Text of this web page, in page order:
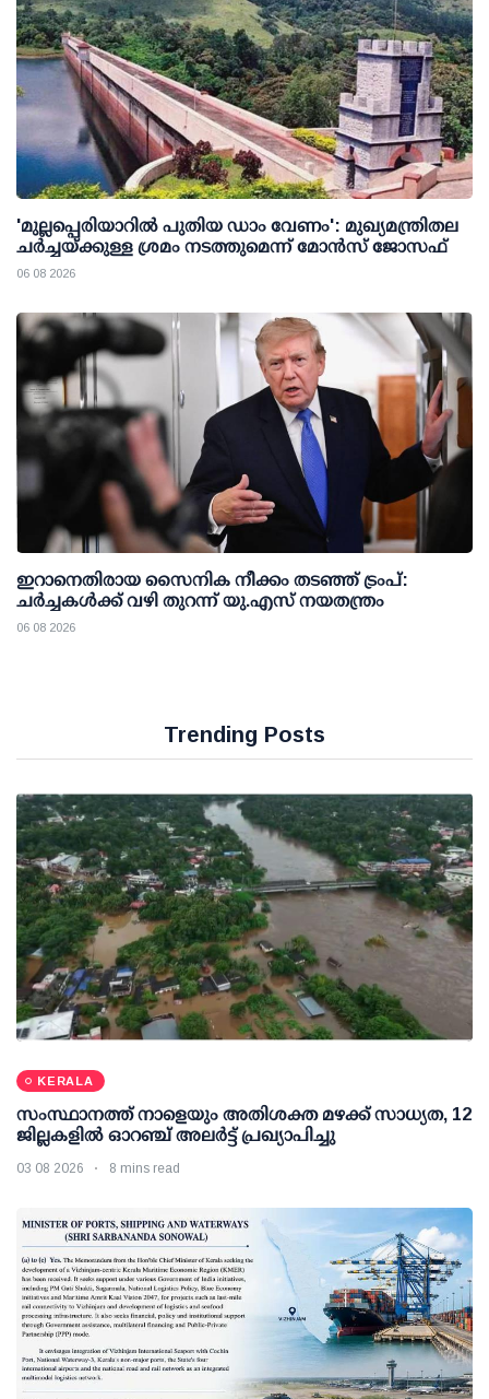
'മുല്ലപ്പെരിയാറില്‍ പുതിയ ഡാം വേണം': മുഖ്യമന്ത്രിതല
ചര്‍ച്ചയ്ക്കുള്ള ശ്രമം നടത്തുമെന്ന് മോന്‍സ് ജോസഫ്
06 08 2026
ഇറാനെതിരായ സൈനിക നീക്കം തടഞ്ഞ് ട്രംപ്:
ചര്‍ച്ചകള്‍ക്ക് വഴി തുറന്ന് യു.എസ് നയതന്ത്രം
06 08 2026
Trending Posts
KERALA
സംസ്ഥാനത്ത് നാളെയും അതിശക്ത മഴക്ക് സാധ്യത, 12
ജില്ലകളിൽ ഓറഞ്ച് അലർട്ട് പ്രഖ്യാപിച്ചു
03 08 2026 8 mins read